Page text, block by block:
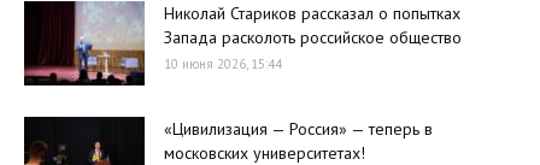
Николай Стариков рассказал о попытках
Запада расколоть российское общество
10 июня 2026, 15:44
«Цивилизация — Россия» — теперь в
московских университетах!